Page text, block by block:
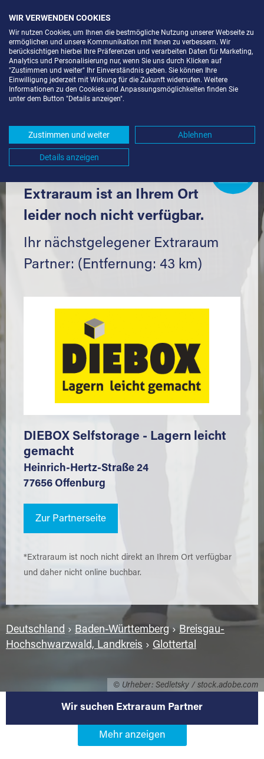
© Urheber: Sedletsky / stock.adobe.com
SELF STORAGE IN GLOTTERTAL
Komfortabel einlagern mit Extraraum
Extraraum ist an Ihrem Ort
leider noch nicht verfügbar.
Ihr nächstgelegener Extraraum
Partner: (Entfernung: 43 km)
DIEBOX Selfstorage - Lagern leicht
gemacht
Heinrich-Hertz-Straße 24
77656 Offenburg
Zur Partnerseite
*Extraraum ist noch nicht direkt an Ihrem Ort verfügbar
und daher nicht online buchbar.
Deutschland › Baden-Württemberg› Breisgau-
Hochschwarzwald, Landkreis › Glottertal
Wir suchen Extraraum Partner
Werden Sie Extraraum Partner in
WIR VERWENDEN COOKIES
Wir nutzen Cookies, um Ihnen die bestmögliche Nutzung unserer Webseite zu
ermöglichen und unsere Kommunikation mit Ihnen zu verbessern. Wir
berücksichtigen hierbei Ihre Präferenzen und verarbeiten Daten für Marketing,
Analytics und Personalisierung nur, wenn Sie uns durch Klicken auf
"Zustimmen und weiter" Ihr Einverständnis geben. Sie können Ihre
Einwilligung jederzeit mit Wirkung für die Zukunft widerrufen. Weitere
Informationen zu den Cookies und Anpassungsmöglichkeiten finden Sie
unter dem Button "Details anzeigen".
Zustimmen und weiter Ablehnen
Details anzeigen